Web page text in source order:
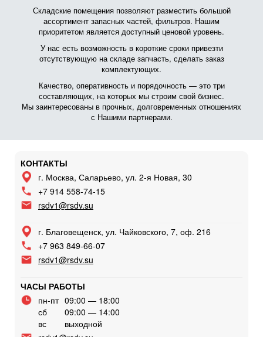
Складские помещения позволяют разместить большой
ассортимент запасных частей, фильтров. Нашим
приоритетом является доступный ценовой уровень.
У нас есть возможность в короткие сроки привезти
отсутствующую на складе запчасть, сделать заказ
комплектующих.
Качество, оперативность и порядочность — это три
составляющих, на которых мы строим свой бизнес.
Мы заинтересованы в прочных, долговременных отношениях
с Нашими партнерами.
КОНТАКТЫ
г. Москва, Саларьево, ул. 2-я Новая, 30
+7 914 558-74-15
rsdv1@rsdv.su
г. Благовещенск, ул. Чайковского, 7, оф. 216
+7 963 849-66-07
rsdv1@rsdv.su
ЧАСЫ РАБОТЫ
пн-пт 09:00 — 18:00
сб
09:00 — 14:00
вс
выходной